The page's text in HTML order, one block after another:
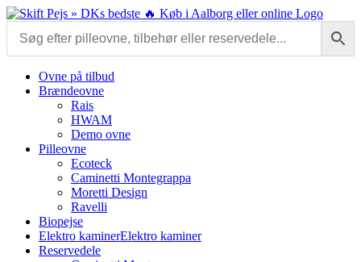
Skip
content
Ovne på tilbud
Brændeovne
Rais
HWAM
Demo ovne
Pilleovne
Ecoteck
Caminetti Montegrappa
Moretti Design
Ravelli
Biopejse
Elektro kaminerElektro kaminer
Reservedele